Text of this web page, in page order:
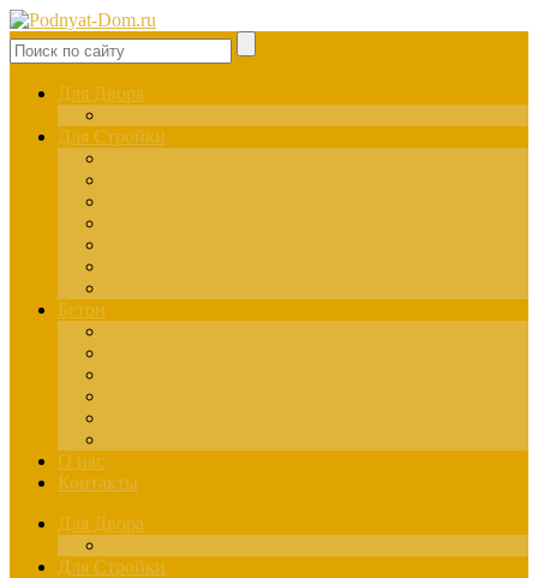
Для Двора
Для Стройки
Бетон
О нас
Контакты
Для Двора
Для Стройки